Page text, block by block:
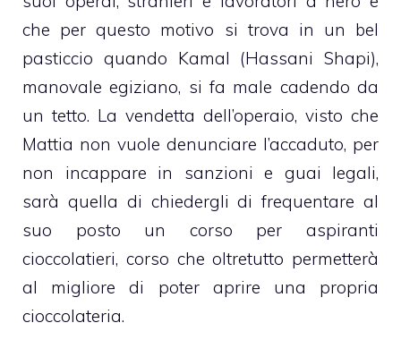
che per questo motivo si trova in un bel
pasticcio quando Kamal (Hassani Shapi),
manovale egiziano, si fa male cadendo da
un tetto. La vendetta dell’operaio, visto che
Mattia non vuole denunciare l’accaduto, per
non incappare in sanzioni e guai legali,
sarà quella di chiedergli di frequentare al
suo posto un corso per aspiranti
cioccolatieri, corso che oltretutto permetterà
al migliore di poter aprire una propria
cioccolateria.